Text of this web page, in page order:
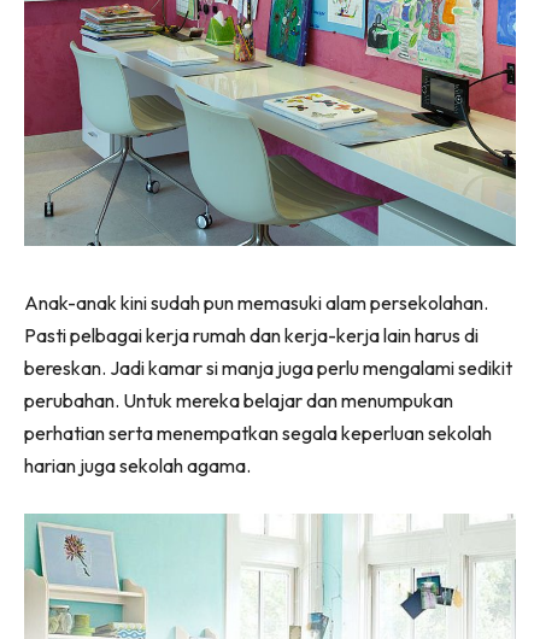
Ilham Impiana 360
Ilham Impiana Inspirasi Selebriti
Impiana TV
Casa Impiana
Impiana MakeOver
Lahar Dekor
Sembang Dekor
Tip Laman
Hub Ideaktiv
Sentuhan Midas penuh kemewahan dan elegant
untuk kediaman anda.
Rahsia dari IMPIANA, download sekarang di
Anak-anak kini sudah pun memasuki alam persekolahan.
Pasti pelbagai kerja rumah dan kerja-kerja lain harus di
bereskan. Jadi kamar si manja juga perlu mengalami sedikit
perubahan. Untuk mereka belajar dan menumpukan
perhatian serta menempatkan segala keperluan sekolah
harian juga sekolah agama.